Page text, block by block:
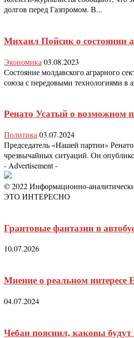
долгов перед Газпромом. В...
Михаил Пойсик о состоянии
Экономика 03.08.2023
Состояние молдавского аграрного
союза с передовыми технологиями в
Ренато Усатый о возможном
Политика 03.07.2024
Председатель «Нашей партии»
чрезвычайных ситуаций. Он
- Advertisement -
© 2022 Информационно-
ЭТО ИНТЕРЕСНО
Грантовые фантазии в
10.07.2026
Мнение о реальном
04.07.2024
Чебан пояснил, каковы